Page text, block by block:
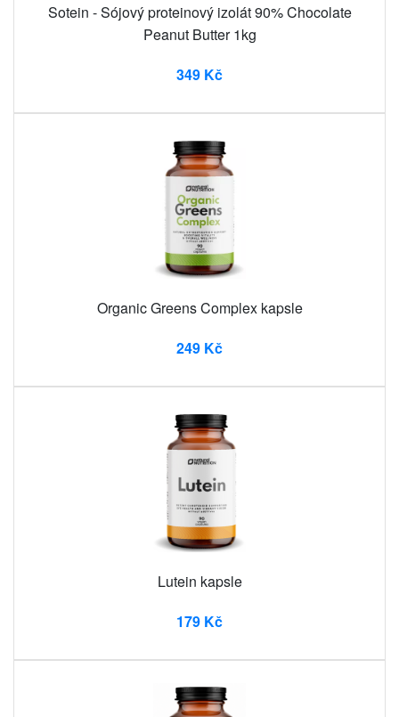
Sotein - Sójový proteinový izolát 90% Chocolate
Peanut Butter 1kg
349 Kč
Organic Greens Complex kapsle
249 Kč
Lutein kapsle
179 Kč